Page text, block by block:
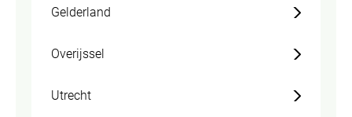
Gelderland
Overijssel
Utrecht